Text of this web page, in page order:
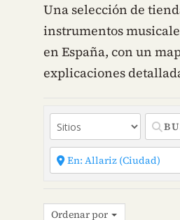
Una selección de
instrumentos
en España, con un
explicaciones
Ordenar por